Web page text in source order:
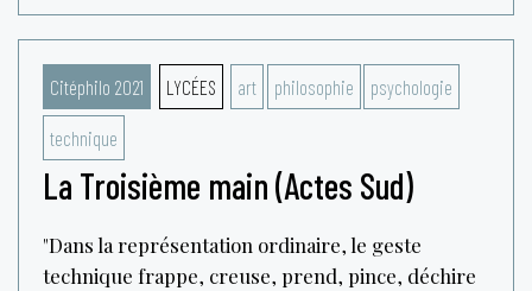
Citéphilo 2021 LYCÉES art philosophie psychologie
technique
La Troisième main (Actes Sud)
"Dans la représentation ordinaire, le geste
technique frappe, creuse, prend, pince, déchire